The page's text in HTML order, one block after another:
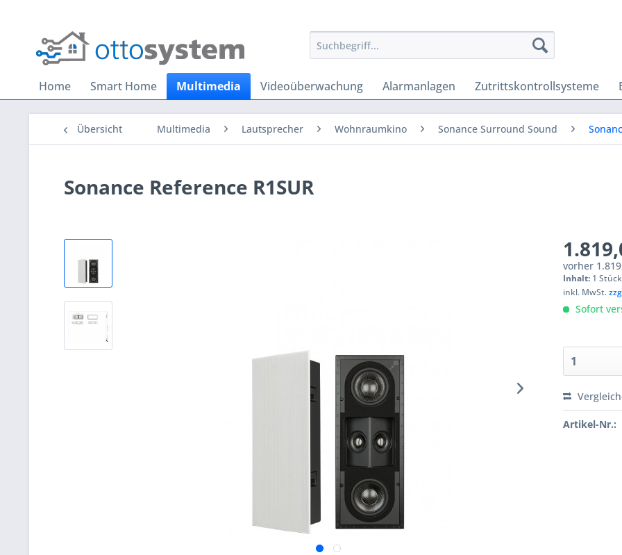
Home Smart Home Multimedia Videoüberwachung Alarmanlagen Zutrittskontrollsysteme
Übersicht Multimedia Lautsprecher Wohnraumkino Sonance Surround Sound
Sonance Reference R1SUR
vorher
Inhalt: 1 Stück
inkl. MwSt.
Sofort
Artikel-Nr.: